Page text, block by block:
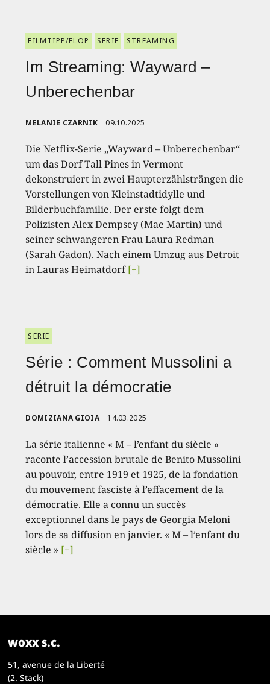
FILMTIPP/FLOP SERIE STREAMING
Im Streaming: Wayward –
Unberechenbar
MELANIE CZARNIK 09.10.2025
Die Netflix-Serie „Wayward – Unberechenbar“
um das Dorf Tall Pines in Vermont
dekonstruiert in zwei Haupterzählsträngen die
Vorstellungen von Kleinstadtidylle und
Bilderbuchfamilie. Der erste folgt dem
Polizisten Alex Dempsey (Mae Martin) und
seiner schwangeren Frau Laura Redman
(Sarah Gadon). Nach einem Umzug aus Detroit
in Lauras Heimatdorf[+]
SERIE
Série : Comment Mussolini a
détruit la démocratie
DOMIZIANA GIOIA 14.03.2025
La série italienne « M – l’enfant du siècle »
raconte l’accession brutale de Benito Mussolini
au pouvoir, entre 1919 et 1925, de la fondation
du mouvement fasciste à l’effacement de la
démocratie. Elle a connu un succès
exceptionnel dans le pays de Georgia Meloni
lors de sa diffusion en janvier. « M – l’enfant du
siècle » [+]
woxx s.c.
51, avenue de la Liberté
(2. Stack)